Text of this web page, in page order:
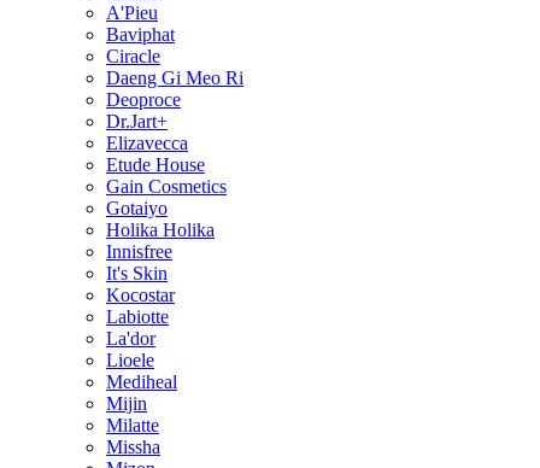
A'Pieu
Baviphat
Ciracle
Daeng Gi Meo Ri
Deoproce
Dr.Jart+
Elizavecca
Etude House
Gain Cosmetics
Gotaiyo
Holika Holika
Innisfree
It's Skin
Kocostar
Labiotte
La'dor
Lioele
Mediheal
Mijin
Milatte
Missha